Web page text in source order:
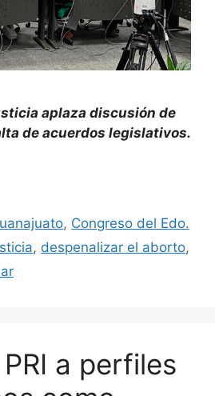
aplaza discusión de
de acuerdos legislativos.
, Congreso del Edo.
, despenalizar el aborto,
a perfiles